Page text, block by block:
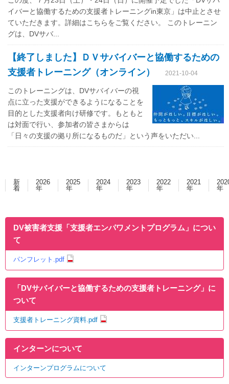
イバーと協働するための支援者トレーニングin東京」は中止とさせ
ていただきます。詳細はこちらをご覧ください。 このトレーニン
グは、DVサバ...
【終了しました】ＤＶサバイバーと協働するための
支援者トレーニング（オンライン）
2021-10-04
このトレーニングは、DVサバイバーの視
点に立った支援ができるようになることを
目的とした支援者向け研修です。もともと
は対面で行い、参加者の皆さまからは
「日々の支援の拠り所になるものだ」という声をいただい...
新
着
2026
年
2025
年
2024
年
2023
年
2022
年
2021
年
年
DV被害者支援「支援者エンパワメントプログラム」につい
て
パンフレット.pdf
「DVサバイバーと協働するための支援者トレーニング」に
ついて
支援者トレーニング資料.pdf
インターンについて
インターンプログラムについて